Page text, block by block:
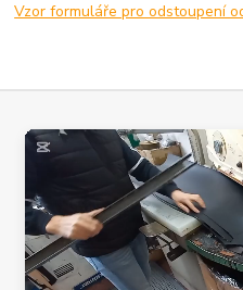
Vzor formuláře pro odstoupení